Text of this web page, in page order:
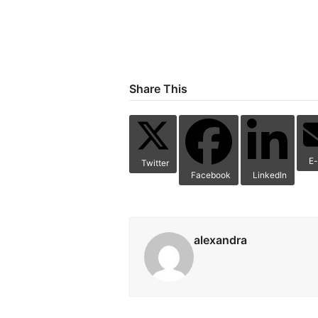
Share This
Twitter
Facebook
LinkedIn
alexandra